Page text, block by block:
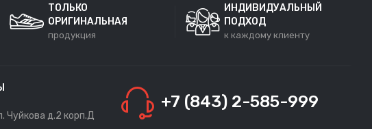
ТОЛЬКО
ОРИГИНАЛЬНАЯ
продукция
ИНДИВИДУАЛЬНЫЙ
ПОДХОД
к каждому клиенту
Чуйкова д.2 корп.Д
+7 (843) 2-585-999